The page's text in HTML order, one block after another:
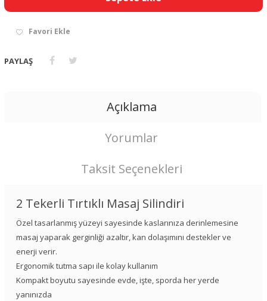
Favori Ekle
PAYLAŞ
Açıklama
Yorumlar
Taksit Seçenekleri
2 Tekerli Tırtıklı Masaj Silindiri
Özel tasarlanmış yüzeyi sayesinde kaslarınıza derinlemesine
masaj yaparak gerginliği azaltır, kan dolaşımını destekler ve
enerji verir.
Ergonomik tutma sapı ile kolay kullanım
Kompakt boyutu sayesinde evde, işte, sporda her yerde
yanınızda